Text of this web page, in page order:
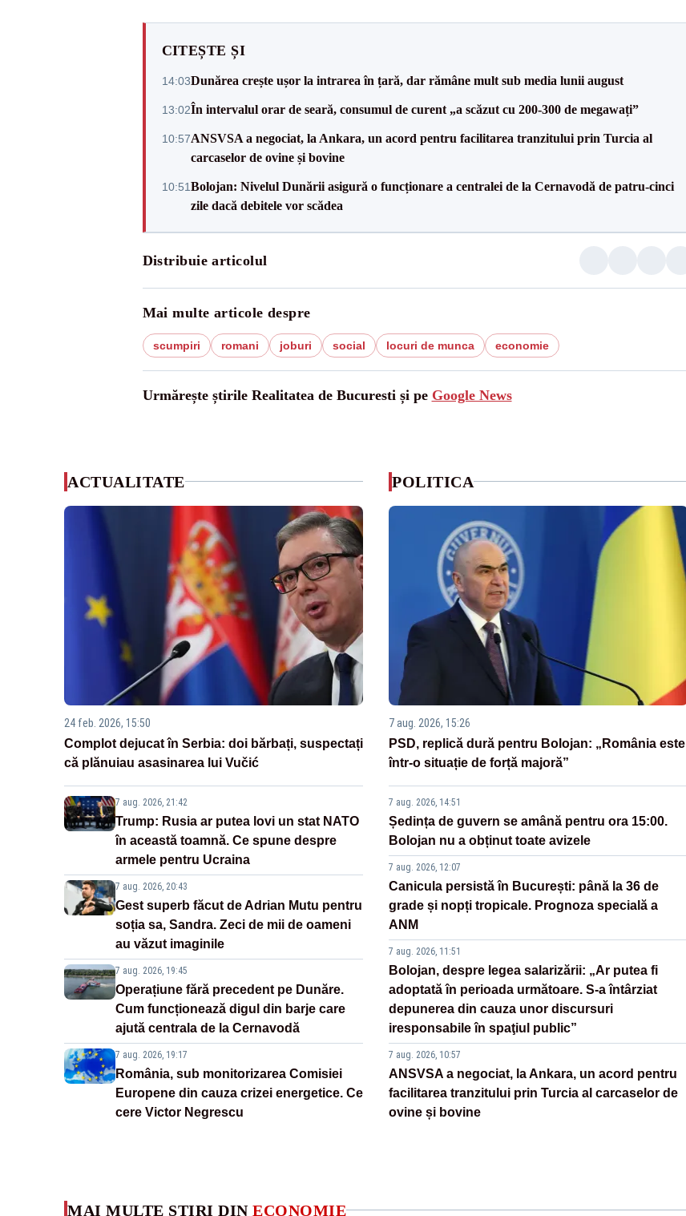
CITEȘTE ȘI
14:03Dunărea crește ușor la intrarea în țară, dar rămâne mult sub media lunii august
13:02În intervalul orar de seară, consumul de curent „a scăzut cu 200-300 de megawați”
10:57ANSVSA a negociat, la Ankara, un acord pentru facilitarea tranzitului prin Turcia al
carcaselor de ovine și bovine
10:51Bolojan: Nivelul Dunării asigură o funcționare a centralei de la Cernavodă de patru-cinci
zile dacă debitele vor scădea
Distribuie articolul
Mai multe articole despre
scumpiri romani joburi social locuri de munca economie
Urmărește știrile Realitatea de Bucuresti și pe Google News
ACTUALITATE
24 feb. 2026, 15:50
Complot dejucat în Serbia: doi bărbați, suspectați
că plănuiau asasinarea lui Vučić
7 aug. 2026, 21:42
Trump: Rusia ar putea lovi un stat NATO
în această toamnă. Ce spune despre
armele pentru Ucraina
7 aug. 2026, 20:43
Gest superb făcut de Adrian Mutu pentru
soția sa, Sandra. Zeci de mii de oameni
au văzut imaginile
7 aug. 2026, 19:45
Operațiune fără precedent pe Dunăre.
Cum funcționează digul din barje care
ajută centrala de la Cernavodă
7 aug. 2026, 19:17
România, sub monitorizarea Comisiei
Europene din cauza crizei energetice. Ce
cere Victor Negrescu
POLITICA
7 aug. 2026, 15:26
PSD, replică dură pentru Bolojan: „România este
într-o situație de forță majoră”
7 aug. 2026, 14:51
Ședința de guvern se amână pentru ora 15:00.
Bolojan nu a obținut toate avizele
7 aug. 2026, 12:07
Canicula persistă în București: până la 36 de
grade și nopți tropicale. Prognoza specială a
ANM
7 aug. 2026, 11:51
Bolojan, despre legea salarizării: „Ar putea fi
adoptată în perioada următoare. S-a întârziat
depunerea din cauza unor discursuri
iresponsabile în spaţiul public”
7 aug. 2026, 10:57
ANSVSA a negociat, la Ankara, un acord pentru
facilitarea tranzitului prin Turcia al carcaselor de
ovine și bovine
MAI MULTE ȘTIRI DIN ECONOMIE